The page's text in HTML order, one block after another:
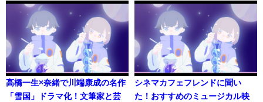
高橋一生×奈緒で川端康成の名作
「雪国」ドラマ化！文筆家と芸
シネマカフェフレンドに聞い
た！おすすめのミュージカル映